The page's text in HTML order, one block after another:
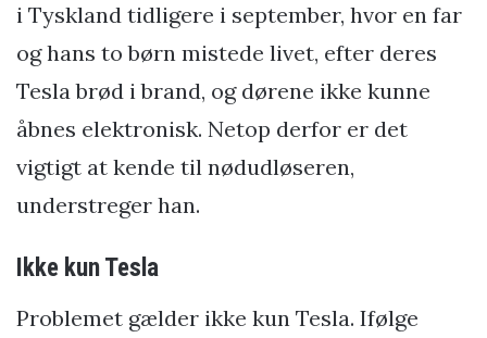
i Tyskland tidligere i september, hvor en far
og hans to børn mistede livet, efter deres
Tesla brød i brand, og dørene ikke kunne
åbnes elektronisk. Netop derfor er det
vigtigt at kende til nødudløseren,
understreger han.
Ikke kun Tesla
Problemet gælder ikke kun Tesla. Ifølge